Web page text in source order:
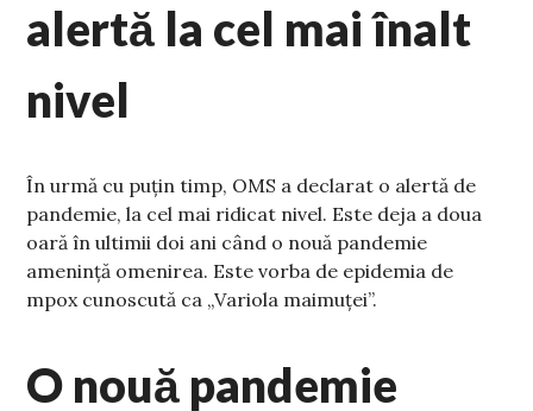
alertă la cel mai înalt
nivel
În urmă cu puțin timp, OMS a declarat o alertă de
pandemie, la cel mai ridicat nivel. Este deja a doua
oară în ultimii doi ani când o nouă pandemie
amenință omenirea. Este vorba de epidemia de
mpox cunoscută ca „Variola maimuței”.
O nouă pandemie